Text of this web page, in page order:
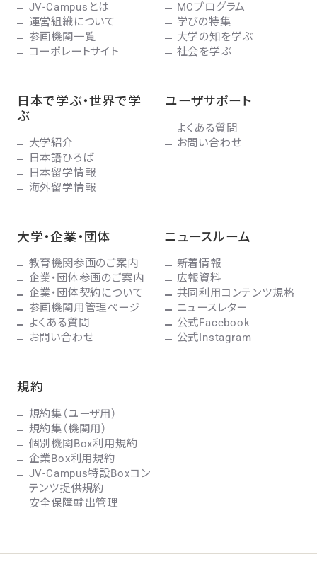
JV-Campusとは
運営組織について
参画機関一覧
コーポレートサイト
MCプログラム
学びの特集
大学の知を学ぶ
社会を学ぶ
日本で学ぶ・世界で学
ぶ
大学紹介
日本語ひろば
日本留学情報
海外留学情報
ユーザサポート
よくある質問
お問い合わせ
大学・企業・団体
教育機関参画のご案内
企業・団体参画のご案内
企業・団体契約について
参画機関用管理ページ
よくある質問
お問い合わせ
ニュースルーム
新着情報
広報資料
共同利用コンテンツ規格
ニュースレター
公式Facebook
公式Instagram
規約
規約集（ユーザ用）
規約集（機関用）
個別機関Box利用規約
企業Box利用規約
JV-Campus特設Boxコン
テンツ提供規約
安全保障輸出管理